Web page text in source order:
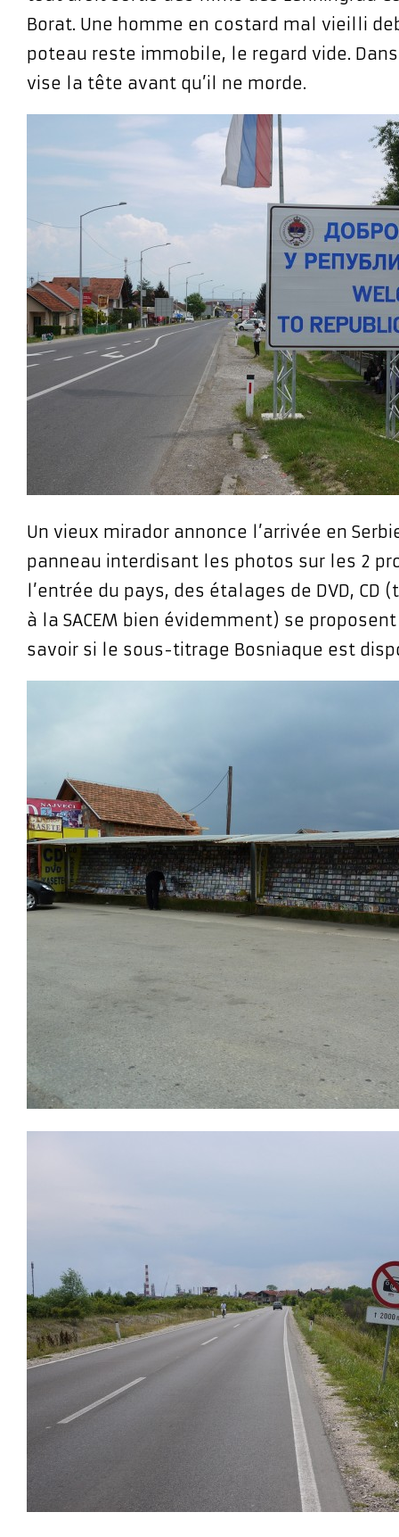
Borat. Une homme en costard mal vieilli
poteau reste immobile, le regard vide.
vise la tête avant qu’il ne morde.
Un vieux mirador annonce l’arrivée en
panneau interdisant les photos sur les 2
l’entrée du pays, des étalages de DVD, CD
à la SACEM bien évidemment) se
savoir si le sous-titrage Bosniaque est